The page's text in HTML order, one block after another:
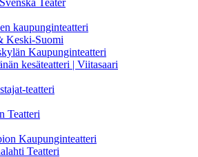
Teater
kaupunginteatteri
Keski-Suomi
Kaupunginteatteri
kesäteatteri | Viitasaari
teatteri
Teatteri
Kaupunginteatteri
Teatteri